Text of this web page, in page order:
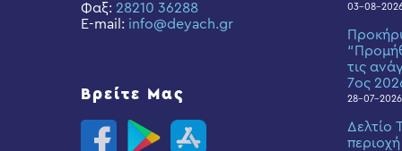
Φαξ: 28210 36288
E-mail: info@deyach.gr
Βρείτε Μας
03-08-
τις
7ος
28-07-2026
Δελτίο